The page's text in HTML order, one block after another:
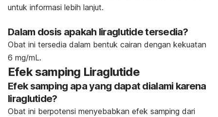
untuk informasi lebih lanjut.
Dalam dosis apakah liraglutide tersedia?
Obat ini tersedia dalam bentuk cairan dengan kekuatan
6 mg/mL.
Efek samping Liraglutide
Efek samping apa yang dapat dialami karena
liraglutide?
Obat ini berpotensi menyebabkan efek samping dari